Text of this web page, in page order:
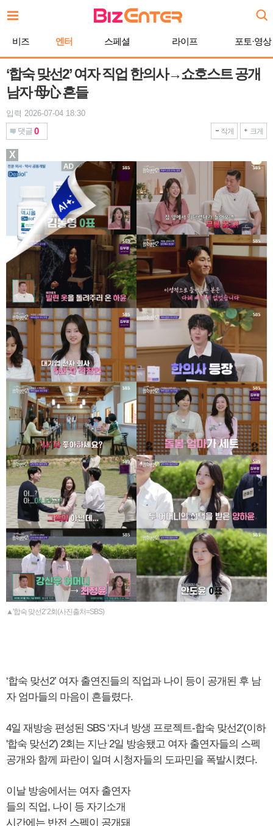
문
비즈 엔터 스페셜 라이프 포토·영상
‘합숙 맞선2’ 여자 직업 한의사→쇼호스트 공개
남자 母心 흔들
입력 2026-07-04 18:30
댓글 0 작게 크게
▲'합숙 맞선2' 2회(사진출처=SBS)
‘합숙 맞선2’ 여자 출연진들의 직업과 나이 등이 공개된 후 남
자 엄마들의 마음이 흔들렸다.
4일 재방송 편성된 SBS ‘자녀 방생 프로젝트-합숙 맞선2’(이하
'합숙 맞선2') 2회는 지난 2일 방송됐고 여자 출연자들의 스펙
공개와 함께 파란이 일며 시청자들의 도파민을 폭발시켰다.
이날 방송에서는 여자 출연자
들의 직업, 나이 등 자기소개
시간에는 반전 스펙이 공개돼
X